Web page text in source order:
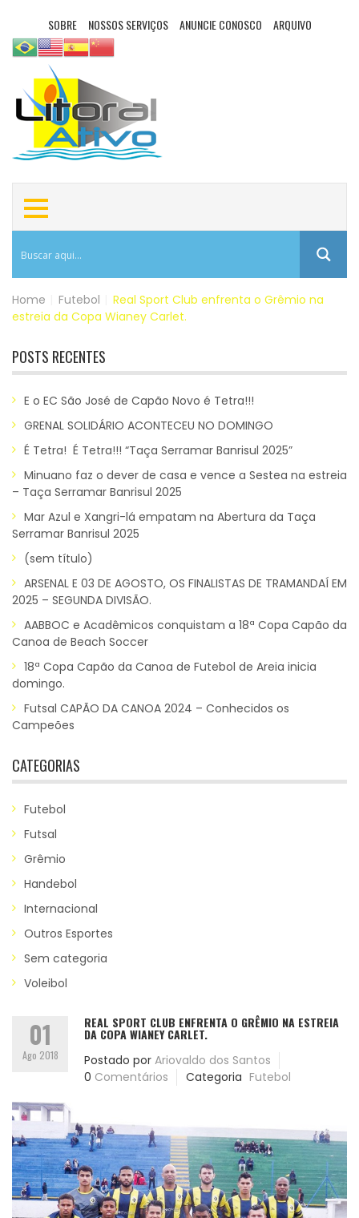
SOBRE NOSSOS SERVIÇOS ANUNCIE CONOSCO ARQUIVO
Home Futebol
Real Sport Club enfrenta o Grêmio na
estreia da Copa Wianey Carlet.
POSTS RECENTES
E o EC São José de Capão Novo é Tetra!!!
GRENAL SOLIDÁRIO ACONTECEU NO DOMINGO
É Tetra! É Tetra!!! “Taça Serramar Banrisul 2025”
Minuano faz o dever de casa e vence a Sestea na estreia
– Taça Serramar Banrisul 2025
Mar Azul e Xangri-lá empatam na Abertura da Taça
Serramar Banrisul 2025
(sem título)
ARSENAL E 03 DE AGOSTO, OS FINALISTAS DE TRAMANDAÍ EM
2025 – SEGUNDA DIVISÃO.
AABBOC e Acadêmicos conquistam a 18ª Copa Capão da
Canoa de Beach Soccer
18ª Copa Capão da Canoa de Futebol de Areia inicia
domingo.
Futsal CAPÃO DA CANOA 2024 – Conhecidos os
Campeões
CATEGORIAS
Futebol
Futsal
Grêmio
Handebol
Internacional
Outros Esportes
Sem categoria
Voleibol
01
Ago 2018
REAL SPORT CLUB ENFRENTA O GRÊMIO NA ESTREIA
DA COPA WIANEY CARLET.
Postado por Ariovaldo dos Santos
0 Comentários Categoria Futebol